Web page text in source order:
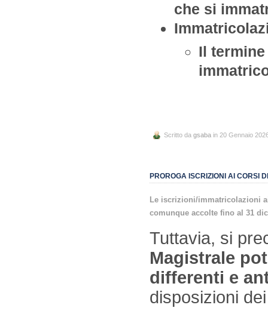
che si
Il
Scritto da gsaba in 20 Gennaio
PROROGA ISCRIZIONI AI CORSI
Le iscrizioni/immatricolazioni
comunque accolte fino al 31
Tuttavia, si
Magistrale
differenti e
disposizioni